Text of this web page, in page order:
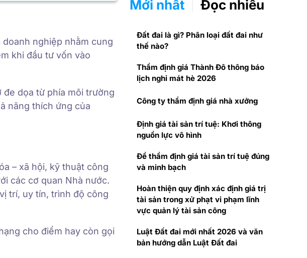
nghiệp nhằm cung
khi đầu tư vốn vào
đe dọa từ phía môi trường
năng thích ứng của
– xã hội, kỹ thuật công
các cơ quan Nhà nước.
trí, uy tín, trình độ công
cho điểm hay còn gọi
Mới nhất Đọc nhiều
Đất đai là gì? Phân loại đất đai như
thế nào?
Thẩm định giá Thành Đô thông báo
lịch nghỉ mát hè 2026
Công ty thẩm định giá nhà xưởng
Định giá tài sản trí tuệ: Khơi thông
nguồn lực vô hình
Để thẩm định giá tài sản trí tuệ đúng
và minh bạch
Hoàn thiện quy định xác định giá trị
tài sản trong xử phạt vi phạm lĩnh
vực quản lý tài sản công
Luật Đất đai mới nhất 2026 và văn
bản hướng dẫn Luật Đất đai